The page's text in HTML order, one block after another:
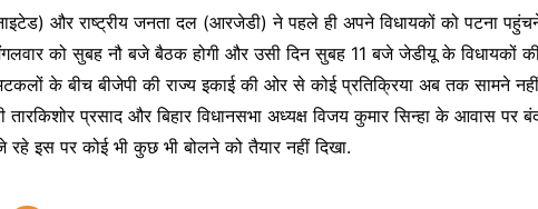
और राष्ट्रीय जनता दल (आरजेडी) ने पहले ही अपने विधायकों को पटना
को सुबह नौ बजे बैठक होगी और उसी दिन सुबह 11 बजे जेडीयू के विधायकों की
के बीच बीजेपी की राज्य इकाई की ओर से कोई प्रतिक्रिया अब तक सामने
तारकिशोर प्रसाद और बिहार विधानसभा अध्यक्ष विजय कुमार सिन्हा के आवास पर
रहे इस पर कोई भी कुछ भी बोलने को तैयार नहीं दिखा.